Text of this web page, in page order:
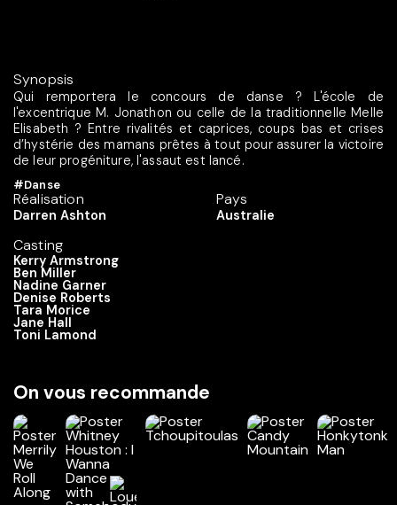
Synopsis
Qui remportera le concours de danse ? L'école de
l'excentrique M. Jonathon ou celle de la traditionnelle Melle
Elisabeth ? Entre rivalités et caprices, coups bas et crises
d’hystérie des mamans prêtes à tout pour assurer la victoire
de leur progéniture, l'assaut est lancé.
#Danse
Réalisation
Darren Ashton
Casting
Kerry Armstrong
Ben Miller
Nadine Garner
Denise Roberts
Tara Morice
Jane Hall
Toni Lamond
Pays
Australie
On vous recommande